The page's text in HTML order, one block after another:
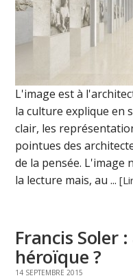
L'image est à
la culture explique en
clair, les
pointues des
de la pensée. L'image
la lecture mais, au ...
Francis Soler
héroïque ?
14 SEPTEMBRE 2015